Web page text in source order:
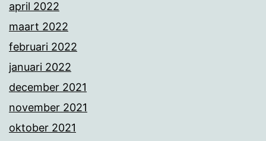
april 2022
maart 2022
februari 2022
januari 2022
december 2021
november 2021
oktober 2021